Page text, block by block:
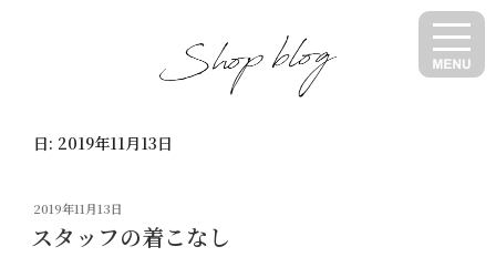
日: 2019年11月13日
投
日:
2019年11月13日
スタッフの着こなし